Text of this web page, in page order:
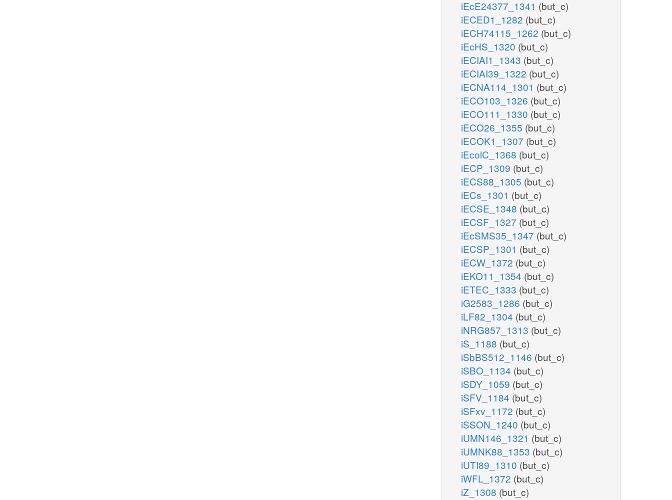
iEcE24377_1341 (but_c)
iECED1_1282 (but_c)
iECH74115_1262 (but_c)
iEcHS_1320 (but_c)
iECIAI1_1343 (but_c)
iECIAI39_1322 (but_c)
iECNA114_1301 (but_c)
iECO103_1326 (but_c)
iECO111_1330 (but_c)
iECO26_1355 (but_c)
iECOK1_1307 (but_c)
iEcolC_1368 (but_c)
iECP_1309 (but_c)
iECS88_1305 (but_c)
iECs_1301 (but_c)
iECSE_1348 (but_c)
iECSF_1327 (but_c)
iEcSMS35_1347 (but_c)
iECSP_1301 (but_c)
iECW_1372 (but_c)
iEKO11_1354 (but_c)
iETEC_1333 (but_c)
iG2583_1286 (but_c)
iLF82_1304 (but_c)
iNRG857_1313 (but_c)
iS_1188 (but_c)
iSbBS512_1146 (but_c)
iSBO_1134 (but_c)
iSDY_1059 (but_c)
iSFV_1184 (but_c)
iSFxv_1172 (but_c)
iSSON_1240 (but_c)
iUMN146_1321 (but_c)
iUMNK88_1353 (but_c)
iUTI89_1310 (but_c)
iWFL_1372 (but_c)
iZ_1308 (but_c)